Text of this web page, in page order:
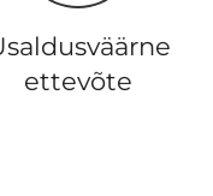
ettevõte